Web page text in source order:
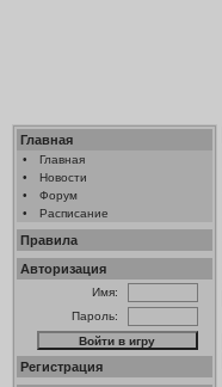
Главная
•
Главная
•
Новости
•
Форум
•
Расписание
Правила
Авторизация
Имя:
Пароль:
Регистрация